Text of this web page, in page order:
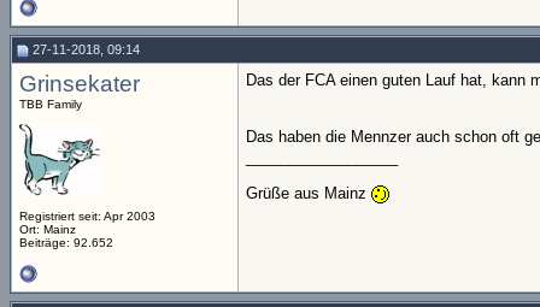
27-11-2018, 09:14
Grinsekater
TBB Family
Registriert seit: Apr 2003
Ort: Mainz
Beiträge: 92.652
Das der FCA einen guten Lauf hat, kann
Das haben die Mennzer auch schon oft
Grüße aus Mainz